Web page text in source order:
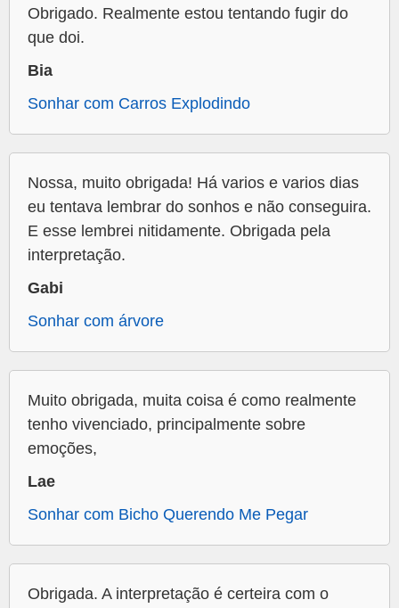
Obrigado. Realmente estou tentando fugir do
que doi.
Bia
Sonhar com Carros Explodindo
Nossa, muito obrigada! Há varios e varios dias
eu tentava lembrar do sonhos e não conseguira.
E esse lembrei nitidamente. Obrigada pela
interpretação.
Gabi
Sonhar com árvore
Muito obrigada, muita coisa é como realmente
tenho vivenciado, principalmente sobre
emoções,
Lae
Sonhar com Bicho Querendo Me Pegar
Obrigada. A interpretação é certeira com o